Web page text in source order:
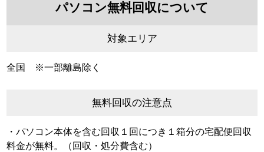
パソコン無料回収について
対象エリア
全国 ※一部離島除く
無料回収の注意点
・パソコン本体を含む回収１回につき１箱分の宅配便回収
料金が無料。（回収・処分費含む）